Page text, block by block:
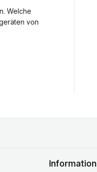
Welche
von
Information